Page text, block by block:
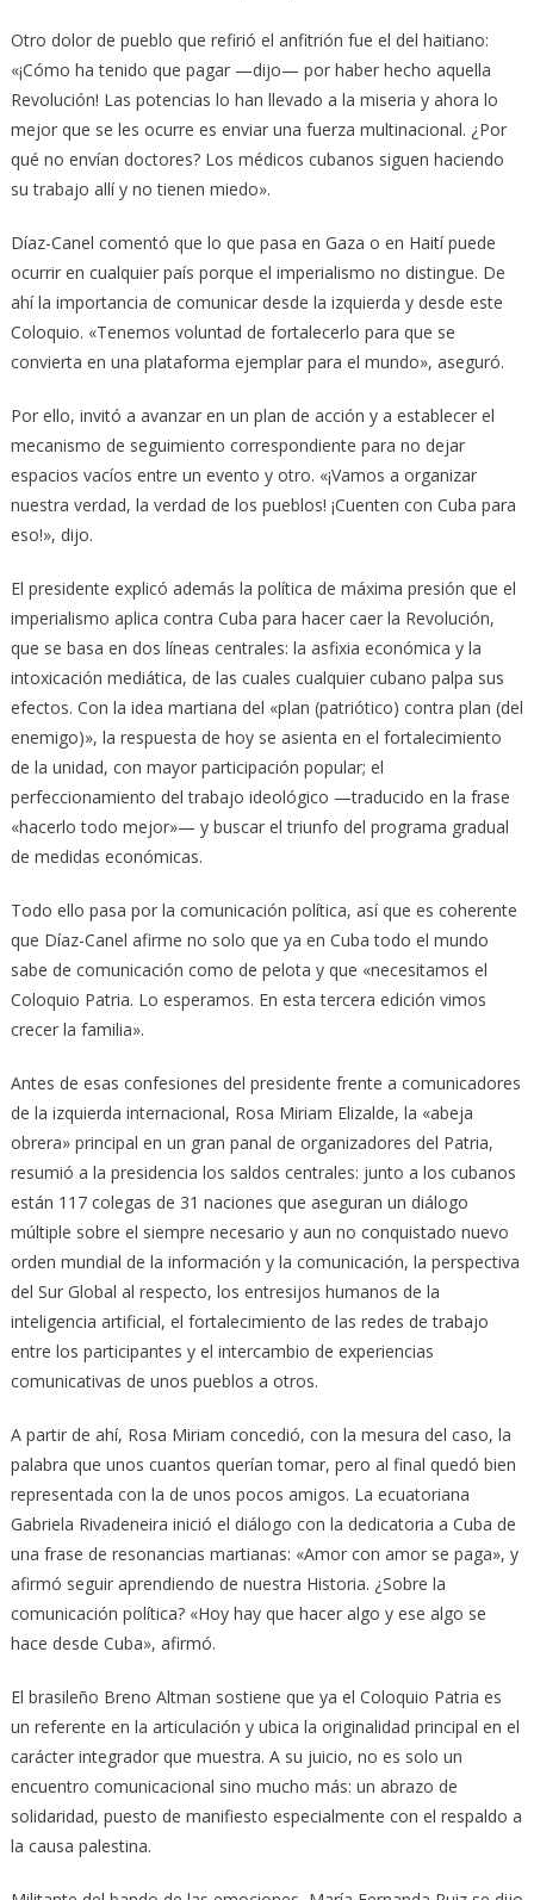
Otro dolor de pueblo que refirió el anfitrión fue el del haitiano:
«¡Cómo ha tenido que pagar —dijo— por haber hecho aquella
Revolución! Las potencias lo han llevado a la miseria y ahora lo
mejor que se les ocurre es enviar una fuerza multinacional. ¿Por
qué no envían doctores? Los médicos cubanos siguen haciendo
su trabajo allí y no tienen miedo».
Díaz-Canel comentó que lo que pasa en Gaza o en Haití puede
ocurrir en cualquier país porque el imperialismo no distingue. De
ahí la importancia de comunicar desde la izquierda y desde este
Coloquio. «Tenemos voluntad de fortalecerlo para que se
convierta en una plataforma ejemplar para el mundo», aseguró.
Por ello, invitó a avanzar en un plan de acción y a establecer el
mecanismo de seguimiento correspondiente para no dejar
espacios vacíos entre un evento y otro. «¡Vamos a organizar
nuestra verdad, la verdad de los pueblos! ¡Cuenten con Cuba para
eso!», dijo.
El presidente explicó además la política de máxima presión que el
imperialismo aplica contra Cuba para hacer caer la Revolución,
que se basa en dos líneas centrales: la asfixia económica y la
intoxicación mediática, de las cuales cualquier cubano palpa sus
efectos. Con la idea martiana del «plan (patriótico) contra plan (del
enemigo)», la respuesta de hoy se asienta en el fortalecimiento
de la unidad, con mayor participación popular; el
perfeccionamiento del trabajo ideológico —traducido en la frase
«hacerlo todo mejor»— y buscar el triunfo del programa gradual
de medidas económicas.
Todo ello pasa por la comunicación política, así que es coherente
que Díaz-Canel afirme no solo que ya en Cuba todo el mundo
sabe de comunicación como de pelota y que «necesitamos el
Coloquio Patria. Lo esperamos. En esta tercera edición vimos
crecer la familia».
Antes de esas confesiones del presidente frente a comunicadores
de la izquierda internacional, Rosa Miriam Elizalde, la «abeja
obrera» principal en un gran panal de organizadores del Patria,
resumió a la presidencia los saldos centrales: junto a los cubanos
están 117 colegas de 31 naciones que aseguran un diálogo
múltiple sobre el siempre necesario y aun no conquistado nuevo
orden mundial de la información y la comunicación, la perspectiva
del Sur Global al respecto, los entresijos humanos de la
inteligencia artificial, el fortalecimiento de las redes de trabajo
entre los participantes y el intercambio de experiencias
comunicativas de unos pueblos a otros.
A partir de ahí, Rosa Miriam concedió, con la mesura del caso, la
palabra que unos cuantos querían tomar, pero al final quedó bien
representada con la de unos pocos amigos. La ecuatoriana
Gabriela Rivadeneira inició el diálogo con la dedicatoria a Cuba de
una frase de resonancias martianas: «Amor con amor se paga», y
afirmó seguir aprendiendo de nuestra Historia. ¿Sobre la
comunicación política? «Hoy hay que hacer algo y ese algo se
hace desde Cuba», afirmó.
El brasileño Breno Altman sostiene que ya el Coloquio Patria es
un referente en la articulación y ubica la originalidad principal en el
carácter integrador que muestra. A su juicio, no es solo un
encuentro comunicacional sino mucho más: un abrazo de
solidaridad, puesto de manifiesto especialmente con el respaldo a
la causa palestina.